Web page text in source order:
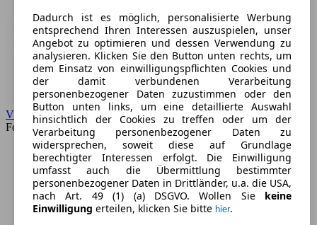
VW
Forum
Dadurch ist es möglich, personalisierte Werbung
entsprechend Ihren Interessen auszuspielen, unser
Angebot zu optimieren und dessen Verwendung zu
analysieren. Klicken Sie den Button unten rechts, um
dem Einsatz von einwilligungspflichten Cookies und
der damit verbundenen Verarbeitung
personenbezogener Daten zuzustimmen oder den
Button unten links, um eine detaillierte Auswahl
hinsichtlich der Cookies zu treffen oder um der
Verarbeitung personenbezogener Daten zu
widersprechen, soweit diese auf Grundlage
berechtigter Interessen erfolgt. Die Einwilligung
umfasst auch die Übermittlung bestimmter
personenbezogener Daten in Drittländer, u.a. die USA,
nach Art. 49 (1) (a) DSGVO. Wollen Sie keine
Einwilligung erteilen, klicken Sie bitte hier.